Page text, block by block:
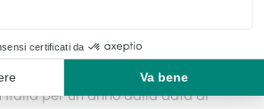
del servizio
ti dà la consegna gratuita su
Italia per un anno dalla data di